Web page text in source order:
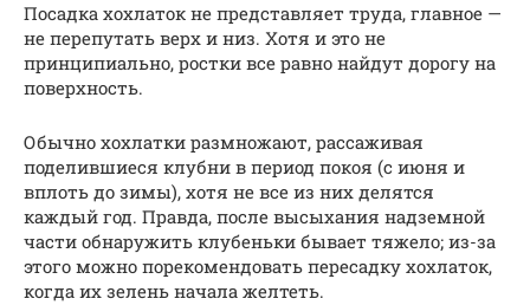
Посадка хохлаток не представляет труда, главное —
не перепутать верх и низ. Хотя и это не
принципиально, ростки все равно найдут дорогу на
поверхность.
Обычно хохлатки размножают, рассаживая
поделившиеся клубни в период покоя (с июня и
вплоть до зимы), хотя не все из них делятся
каждый год. Правда, после высыхания надземной
части обнаружить клубеньки бывает тяжело; из-за
этого можно порекомендовать пересадку хохлаток,
когда их зелень начала желтеть.